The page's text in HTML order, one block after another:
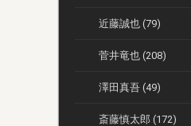
近藤誠也 (79)
菅井竜也 (208)
澤田真吾 (49)
斎藤慎太郎 (172)